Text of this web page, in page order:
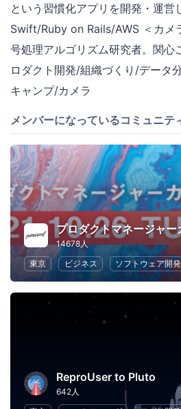
という習慣化アプリを開発・運営
Swift/Ruby on Rails/AWS ＜カメ
号処理アルゴリズム研究者。関
ロダクト開発/組織づくり/データ
キャンプ/カメラ
メンバーになっているコミュニテ
14678人
東京
ビジネス ソフトウェア開発
ReproUser to Pluto
642人